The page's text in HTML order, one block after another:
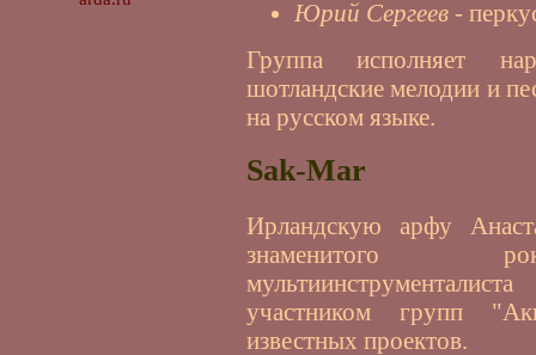
Юрий Сергеев-
Группа исполняет
шотландские мелодии и
на русском языке.
Sak-Mar
Ирландскую арфу
знаменитого
участником групп
известных проектов.